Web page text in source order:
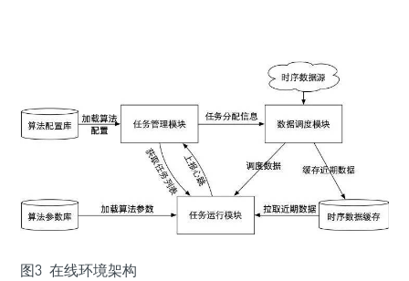
图3 在线环境架构